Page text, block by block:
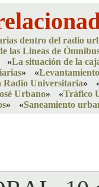
dentro del radio
las Lineas de
«La situación de la
» «
Radio Universitaria»
Urbano» «Tráfico
» «Saneamiento